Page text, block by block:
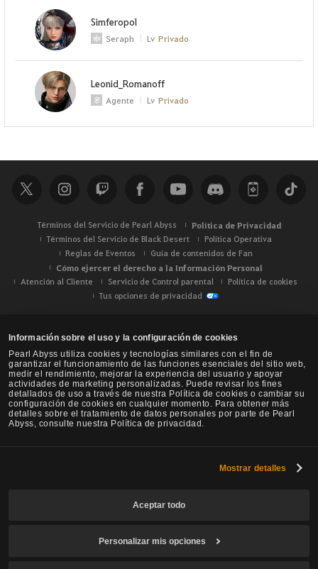
Información sobre el uso y la configuración de cookies
Pearl Abyss utiliza cookies y tecnologías similares con el fin de
garantizar el funcionamiento de las funciones esenciales del sitio web,
medir el rendimiento, mejorar la experiencia del usuario y apoyar
actividades de marketing personalizadas. Puede revisar los fines
detallados de uso a través de nuestra Política de cookies o cambiar su
configuración de cookies en cualquier momento. Para obtener más
detalles sobre el tratamiento de datos personales por parte de Pearl
Abyss, consulte nuestra Política de privacidad.
Mostrar detalles
Aceptar todo
Personalizar mis opciones
Simferopol
Seraph Lv Privado
Leonid_Romanoff
Agente Lv Privado
Términos del Servicio de Pearl Abyss Política de Privacidad
Términos del Servicio de Black Desert
Política Operativa
Reglas de Eventos
Guía de contenidos de Fan
Cómo ejercer el derecho a la Información Personal
Atención al Cliente Servicio de Control parental
Política de cookies
Tus opciones de privacidad
Black Desert -NA / EU / Oceanía